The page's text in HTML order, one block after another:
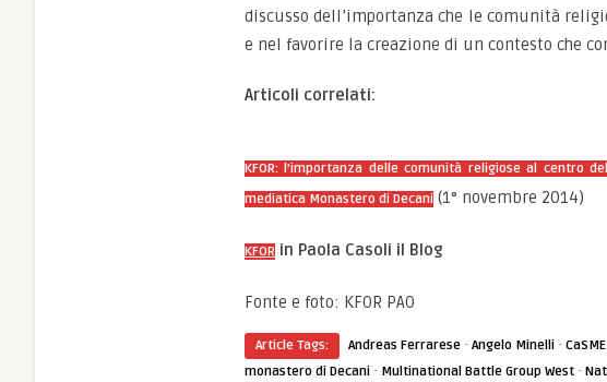
discusso dell’importanza che le comunità
e nel favorire la creazione di un contesto che
Articoli correlati:
KFOR: l’importanza delle comunità religiose al centro
mediatica Monastero di Decani (1° novembre 2014)
KFOR in Paola Casoli il Blog
Fonte e foto: KFOR PAO
Article Tags: Andreas Ferrarese · Angelo Minelli · CaSME
monastero di Decani · Multinational Battle Group West ·